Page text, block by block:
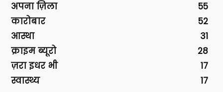
अपना ज़िला
55
कारोबार
52
आस्था
31
क्राइम ब्यूरो
28
ज़रा इधर भी
17
स्वास्थ्य
17